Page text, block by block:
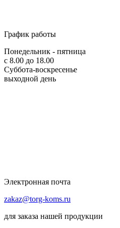
График работы
Понедельник - пятница
с 8.00 до 18.00
Суббота-воскресенье
выходной день
Электронная почта
zakaz@torg-koms.ru
для заказа нашей продукции